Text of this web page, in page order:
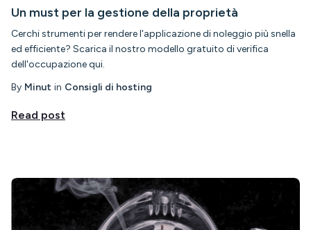
Un must per la gestione della proprietà
Cerchi strumenti per rendere l'applicazione di noleggio più snella
ed efficiente? Scarica il nostro modello gratuito di verifica
dell'occupazione qui.
By Minut in Consigli di hosting
Read post